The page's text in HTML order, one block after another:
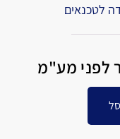
לטכנאים
לפני מע"מ